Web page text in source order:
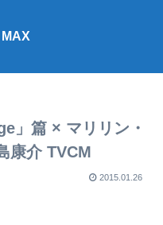
」篇 × マリリン・
康介 TVCM
2015.01.26